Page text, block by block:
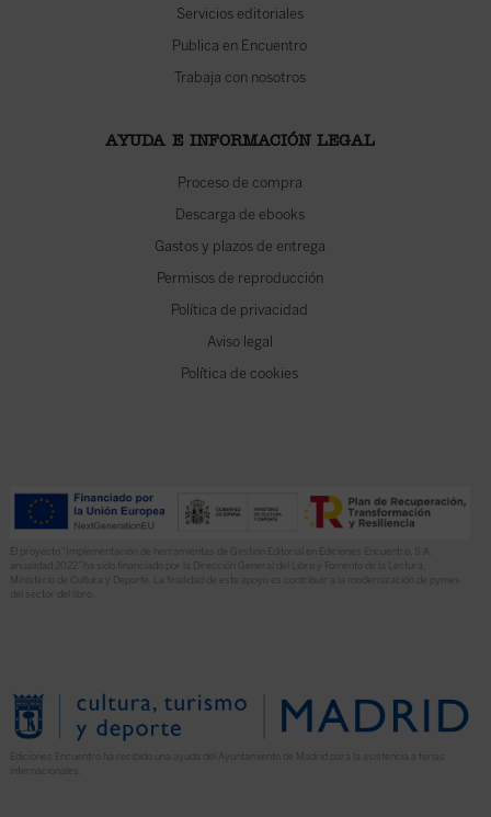
Servicios editoriales
Publica en Encuentro
Trabaja con nosotros
AYUDA E INFORMACIÓN LEGAL
Proceso de compra
Descarga de ebooks
Gastos y plazos de entrega
Permisos de reproducción
Política de privacidad
Aviso legal
Política de cookies
El proyecto “Implementación de herramientas de Gestión Editorial en Ediciones Encuentro, S.A.
anualidad 2022” ha sido financiado por la Dirección General del Libro y Fomento de la Lectura,
Ministerio de Cultura y Deporte. La finalidad de este apoyo es contribuir a la modernización de pymes
del sector del libro.
Ediciones Encuentro ha recibido una ayuda del Ayuntamiento de Madrid para la asistencia a ferias